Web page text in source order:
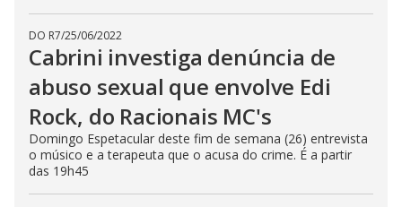
DO R7/25/06/2022
Cabrini investiga denúncia de
abuso sexual que envolve Edi
Rock, do Racionais MC's
Domingo Espetacular deste fim de semana (26) entrevista
o músico e a terapeuta que o acusa do crime. É a partir
das 19h45